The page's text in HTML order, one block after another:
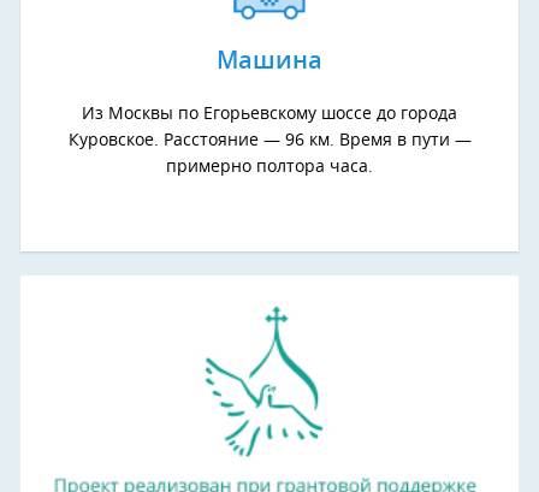
Машина
Из Москвы по Егорьевскому шоссе до города
Куровское. Расстояние — 96 км. Время в пути —
примерно полтора часа.